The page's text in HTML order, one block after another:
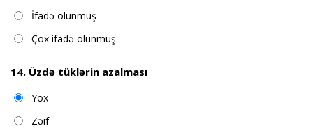
İfadə olunmuş
Çox ifadə olunmuş
14. Üzdə tüklərin azalması
Yox
Zəif